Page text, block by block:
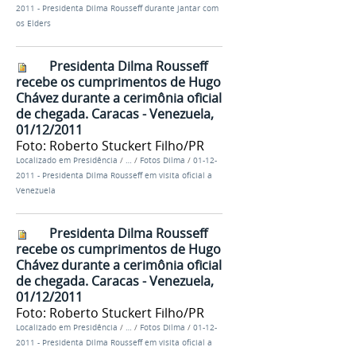
2011 - Presidenta Dilma Rousseff durante jantar com
os Elders
Presidenta Dilma Rousseff
recebe os cumprimentos de Hugo
Chávez durante a cerimônia oficial
de chegada. Caracas - Venezuela,
01/12/2011
Foto: Roberto Stuckert Filho/PR
Localizado em Presidência / … / Fotos Dilma / 01-12-
2011 - Presidenta Dilma Rousseff em visita oficial a
Venezuela
Presidenta Dilma Rousseff
recebe os cumprimentos de Hugo
Chávez durante a cerimônia oficial
de chegada. Caracas - Venezuela,
01/12/2011
Foto: Roberto Stuckert Filho/PR
Localizado em Presidência / … / Fotos Dilma / 01-12-
2011 - Presidenta Dilma Rousseff em visita oficial a